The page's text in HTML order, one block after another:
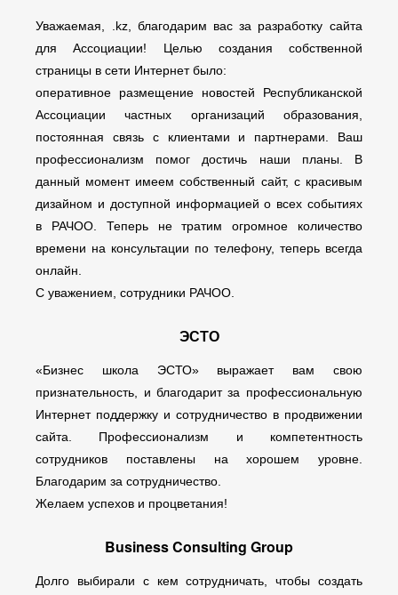
Уважаемая, .kz, благодарим вас за разработку сайта
для Ассоциации! Целью создания собственной
страницы в сети Интернет было:
оперативное размещение новостей Республиканской
Ассоциации частных организаций образования,
постоянная связь с клиентами и партнерами. Ваш
профессионализм помог достичь наши планы. В
данный момент имеем собственный сайт, с красивым
дизайном и доступной информацией о всех событиях
в РАЧОО. Теперь не тратим огромное количество
времени на консультации по телефону, теперь всегда
онлайн.
С уважением, сотрудники РАЧОО.
ЭСТО
«Бизнес школа ЭСТО» выражает вам свою
признательность, и благодарит за профессиональную
Интернет поддержку и сотрудничество в продвижении
сайта. Профессионализм и компетентность
сотрудников поставлены на хорошем уровне.
Благодарим за сотрудничество.
Желаем успехов и процветания!
Business Consulting Group
Долго выбирали с кем сотрудничать, чтобы создать